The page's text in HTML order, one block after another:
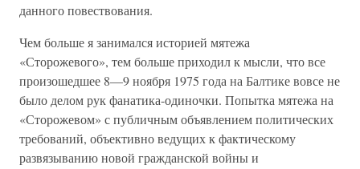
данного повествования.
Чем больше я занимался историей мятежа
«Сторожевого», тем больше приходил к мысли, что все
произошедшее 8—9 ноября 1975 года на Балтике вовсе не
было делом рук фанатика-одиночки. Попытка мятежа на
«Сторожевом» с публичным объявлением политических
требований, объективно ведущих к фактическому
развязыванию новой гражданской войны и